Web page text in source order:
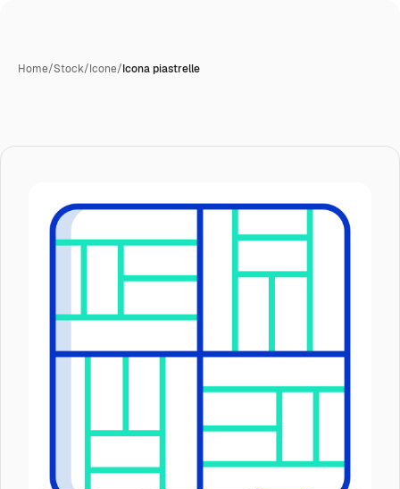
Home/Stock/Icone/Icona piastrelle